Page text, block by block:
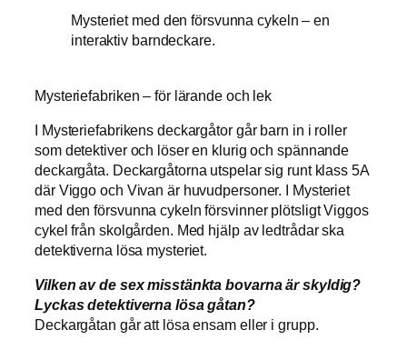
Mysteriet med den försvunna cykeln – en
interaktiv barndeckare.
Mysteriefabriken – för lärande och lek
I Mysteriefabrikens deckargåtor går barn in i roller
som detektiver och löser en klurig och spännande
deckargåta. Deckargåtorna utspelar sig runt klass 5A
där Viggo och Vivan är huvudpersoner. I Mysteriet
med den försvunna cykeln försvinner plötsligt Viggos
cykel från skolgården. Med hjälp av ledtrådar ska
detektiverna lösa mysteriet.
Vilken av de sex misstänkta bovarna är skyldig?
Lyckas detektiverna lösa gåtan?
Deckargåtan går att lösa ensam eller i grupp.